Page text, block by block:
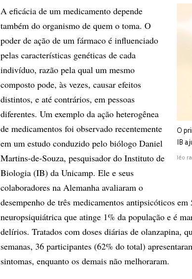
O
IB
léo
A eficácia de um medicamento depende
também do organismo de quem o toma. O
poder de ação de um fármaco é influenciado
pelas características genéticas de cada
indivíduo, razão pela qual um mesmo
composto pode, às vezes, causar efeitos
distintos, e até contrários, em pessoas
diferentes. Um exemplo da ação heterogênea
de medicamentos foi observado recentemente
em um estudo conduzido pelo biólogo Daniel
Martins-de-Souza, pesquisador do Instituto de
Biologia (IB) da Unicamp. Ele e seus
colaboradores na Alemanha avaliaram o
desempenho de três medicamentos antipsicóticos
neuropsiquiátrica que atinge 1% da população e é
delírios. Tratados com doses diárias de olanzapina,
semanas, 36 participantes (62% do total)
sintomas, enquanto os demais não melhoraram.